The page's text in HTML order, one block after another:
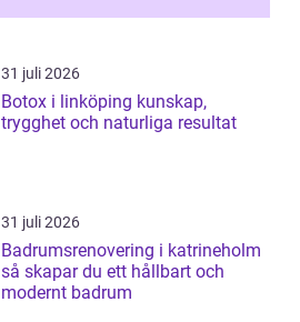
31 juli 2026
Botox i linköping kunskap,
trygghet och naturliga resultat
31 juli 2026
Badrumsrenovering i katrineholm
så skapar du ett hållbart och
modernt badrum